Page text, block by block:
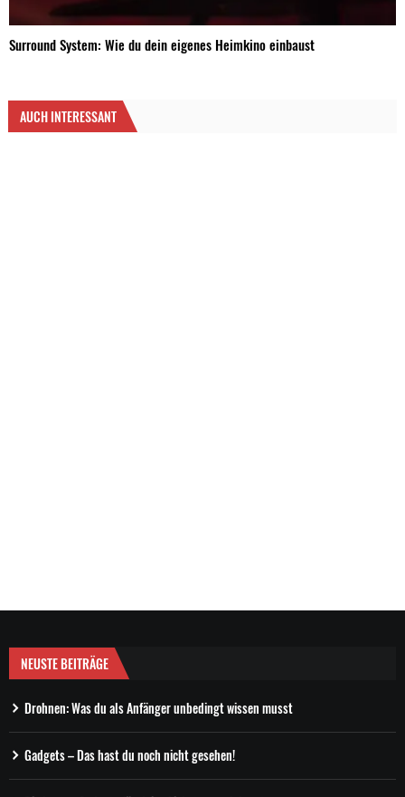
Surround System: Wie du dein eigenes Heimkino einbaust
AUCH INTERESSANT
NEUSTE BEITRÄGE
Drohnen: Was du als Anfänger unbedingt wissen musst
Gadgets – Das hast du noch nicht gesehen!